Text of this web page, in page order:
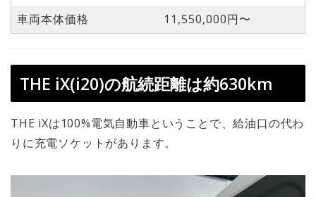
車両本体価格
11,550,000円〜
THE iX(i20)の航続距離は約630km
THE iXは100%電気自動車ということで、給油口の代わ
りに充電ソケットがあります。